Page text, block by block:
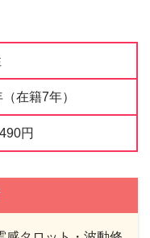
在籍7年）
円